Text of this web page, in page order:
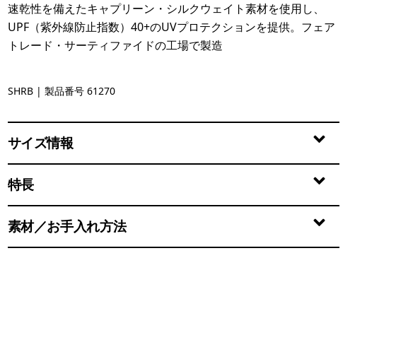
速乾性を備えたキャプリーン・シルクウェイト素材を使用し、
UPF（紫外線防止指数）40+のUVプロテクションを提供。フェア
トレード・サーティファイドの工場で製造
Shore Blue
SHRB | 製品番号 61270
サイズ情報
特長
素材／お手入れ方法